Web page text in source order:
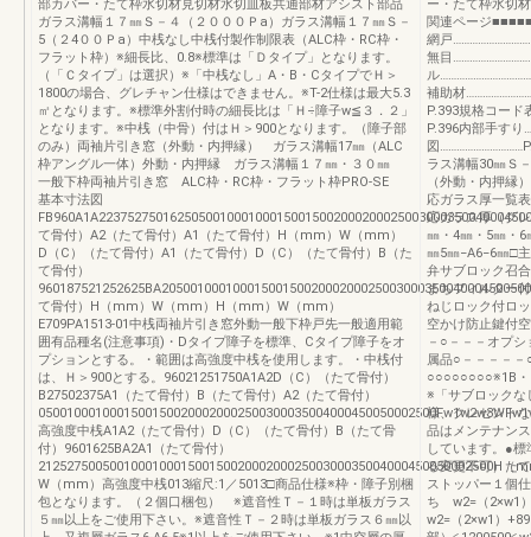
部カバー・たて枠水切材見切材水切皿板共通部材アシスト部品
ガラス溝幅１７㎜Ｓ－４（２０００Ｐa）ガラス溝幅１７㎜Ｓ－
5（２4００Ｐa）中桟なし中桟付製作制限表（ALC枠・RC枠・
フラット枠）※細長比、0.8※標準は「Ｄタイプ」となります。
（「Ｃタイプ」は選択）※「中桟なし」A・B・CタイプでＨ＞
1800の場合、グレチャン仕様はできません。※T-2仕様は最大5.3
㎡となります。※標準外割付時の細長比は「Ｈ÷障子w≦３．２」
となります。※中桟（中骨）付はＨ＞900となります。（障子部
のみ）両袖片引き窓（外動・内押縁） ガラス溝幅17㎜（ALC
枠アングル一体）外動・内押縁 ガラス溝幅１７㎜・３０㎜
一般下枠両袖片引き窓 ALC枠・RC枠・フラット枠PRO-SE
基本寸法図
て骨付）A2（たて骨付）A1（たて骨付）H（mm）W（mm）
D（C）（たて骨付）A1（たて骨付）D（C）（たて骨付）B（た
て骨付）
て骨付）H（mm）W（mm）H（mm）W（mm）
E709PA1513-01中桟両袖片引き窓外動一般下枠戸先一般適用範
囲有品種名(注意事項)・Dタイプ障子を標準、Cタイプ障子をオ
プションとする。・範囲は高強度中桟を使用します。・中桟付
は、Ｈ＞900とする。96021251750A1A2D（C）（たて骨付）
B27502375A1（たて骨付）B（たて骨付）A2（たて骨付）
高強度中桟A1A2（たて骨付）D（C）（たて骨付）B（たて骨
付）9601625BA2A1（たて骨付）
2125275005001000100015001500200020002500300035004000450050002500H（
W（mm）高強度中桟013縮尺:1／5013□商品仕様※枠・障子別梱
包となります。（２個口梱包） ※遮音性Ｔ－１時は単板ガラス
５㎜以上をご使用下さい。※遮音性Ｔ－２時は単板ガラス６㎜以
ー・たて枠水切
関連ページ
網戸
無目
ル
補助材
P.393規格コー
P.396内部手す
図
ラス溝幅30㎜Ｓ
（外動・内押縁
応ガラス厚一覧
応ガラス厚（グ
㎜・4㎜・5㎜・6
㎜5㎜−A6−6㎜□
弁サブロック召
まちフィルター
ねじロック付ロ
空かけ防止鍵付
－○－－－オプ
属品○－－－－
○○○○○○○○※1B・
※「サブロックな
様、クレセント
品はメンテナン
しています。●
る変更不可）た
ストッパー１個
ち w2=（
w2=（2×w1）